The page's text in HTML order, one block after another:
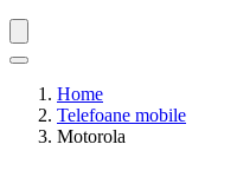
Home
Telefoane mobile
Motorola